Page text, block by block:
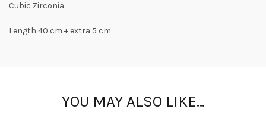
Cubic Zirconia
Length 40 cm + extra 5 cm
YOU MAY ALSO LIKE…